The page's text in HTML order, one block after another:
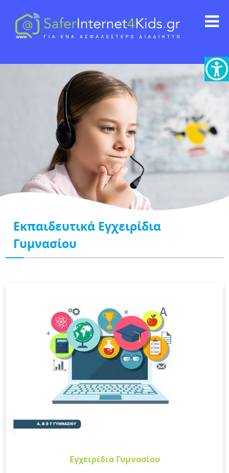
Εκπαιδευτικά Εγχειρίδια
Γυμνασίου
Εγχειρίδια Γυμνασίου